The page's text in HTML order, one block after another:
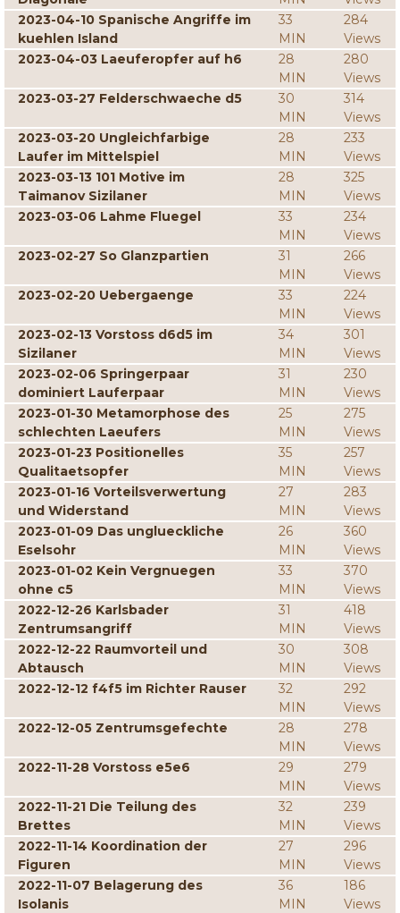
2023-04-10 Spanische Angriffe im
kuehlen Island
33
MIN
284
Views
2023-04-03 Laeuferopfer auf h6
28
MIN
280
Views
2023-03-27 Felderschwaeche d5
30
MIN
314
Views
2023-03-20 Ungleichfarbige
Laufer im Mittelspiel
28
MIN
233
Views
2023-03-13 101 Motive im
Taimanov Sizilaner
28
MIN
325
Views
2023-03-06 Lahme Fluegel
33
MIN
234
Views
2023-02-27 So Glanzpartien
31
MIN
266
Views
2023-02-20 Uebergaenge
33
MIN
224
Views
2023-02-13 Vorstoss d6d5 im
Sizilaner
34
MIN
301
Views
2023-02-06 Springerpaar
dominiert Lauferpaar
31
MIN
230
Views
2023-01-30 Metamorphose des
schlechten Laeufers
25
MIN
275
Views
2023-01-23 Positionelles
Qualitaetsopfer
35
MIN
257
Views
2023-01-16 Vorteilsverwertung
und Widerstand
27
MIN
283
Views
2023-01-09 Das unglueckliche
Eselsohr
26
MIN
360
Views
2023-01-02 Kein Vergnuegen
ohne c5
33
MIN
370
Views
2022-12-26 Karlsbader
Zentrumsangriff
31
MIN
418
Views
2022-12-22 Raumvorteil und
Abtausch
30
MIN
308
Views
2022-12-12 f4f5 im Richter Rauser
32
MIN
292
Views
2022-12-05 Zentrumsgefechte
28
MIN
278
Views
2022-11-28 Vorstoss e5e6
29
MIN
279
Views
2022-11-21 Die Teilung des
Brettes
32
MIN
239
Views
2022-11-14 Koordination der
Figuren
27
MIN
296
Views
2022-11-07 Belagerung des
Isolanis
36
MIN
186
Views